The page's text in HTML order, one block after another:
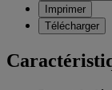
Imprimer
Télécharger